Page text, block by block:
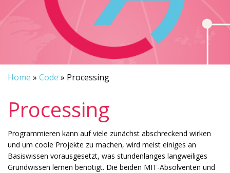
Home » Code » Processing
Processing
Programmieren kann auf viele zunächst abschreckend wirken
und um coole Projekte zu machen, wird meist einiges an
Basiswissen vorausgesetzt, was stundenlanges langweiliges
Grundwissen lernen benötigt. Die beiden MIT-Absolventen und